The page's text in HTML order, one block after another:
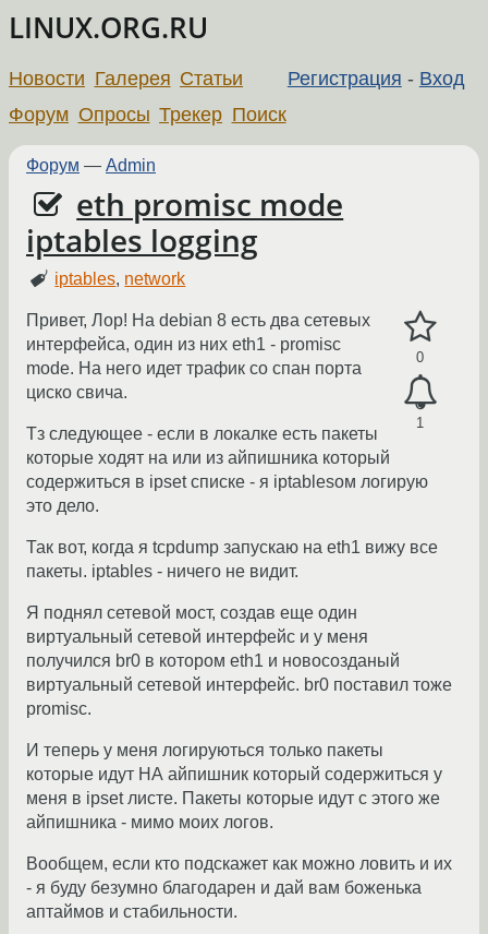
LINUX.ORG.RU
Регистрация - Вход
Новости Галерея Статьи
Форум Опросы Трекер Поиск
Форум — Admin
eth promisc mode
iptables logging
iptables, network
0
1
Привет, Лор! На debian 8 есть два сетевых
интерфейса, один из них eth1 - promisc
mode. На него идет трафик со спан порта
циско свича.
Тз следующее - если в локалке есть пакеты
которые ходят на или из айпишника который
содержиться в ipset списке - я iptablesом логирую
это дело.
Так вот, когда я tcpdump запускаю на eth1 вижу все
пакеты. iptables - ничего не видит.
Я поднял сетевой мост, создав еще один
виртуальный сетевой интерфейс и у меня
получился br0 в котором eth1 и новосозданый
виртуальный сетевой интерфейс. br0 поставил тоже
promisc.
И теперь у меня логируються только пакеты
которые идут НА айпишник который содержиться у
меня в ipset листе. Пакеты которые идут с этого же
айпишника - мимо моих логов.
Вообщем, если кто подскажет как можно ловить и их
- я буду безумно благодарен и дай вам боженька
аптаймов и стабильности.